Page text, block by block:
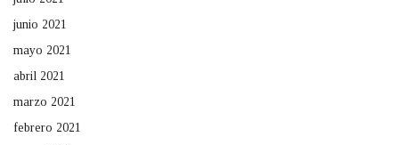
junio 2021
mayo 2021
abril 2021
marzo 2021
febrero 2021